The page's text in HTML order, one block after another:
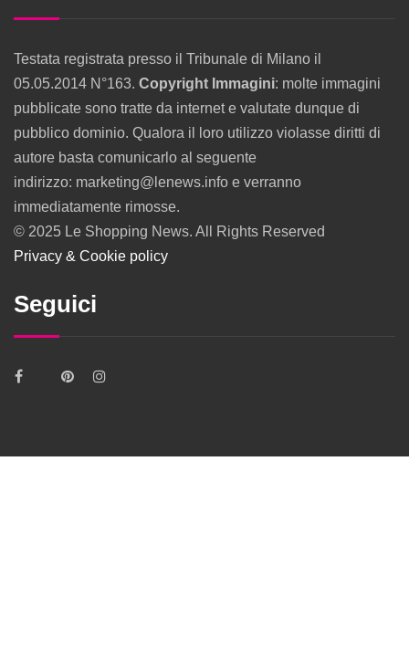
Testata registrata presso il Tribunale di Milano il
05.05.2014 N°163. Copyright Immagini: molte immagini
pubblicate sono tratte da internet e valutate dunque di
pubblico dominio. Qualora il loro utilizzo violasse diritti di
autore basta comunicarlo al seguente
indirizzo: marketing@lenews.info e verranno
immediatamente rimosse.
© 2025 Le Shopping News. All Rights Reserved
Privacy & Cookie policy
Seguici